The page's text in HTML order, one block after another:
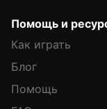
Помощь и
Как играть
Блог
Помощь